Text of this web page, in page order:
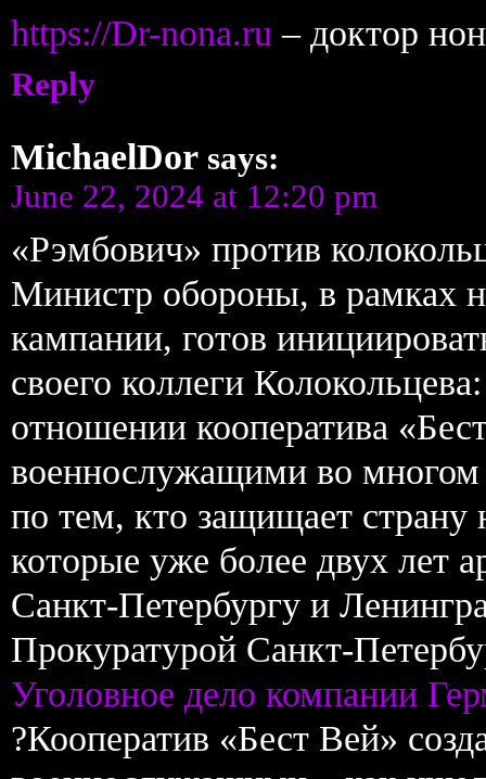
https://Dr-nona.ru – доктор
Reply
MichaelDor says:
June 22, 2024 at 12:20 pm
«Рэмбович» против
Министр обороны, в рамках
кампании, готов
своего коллеги
отношении кооператива
военнослужащими во
по тем, кто защищает страну
которые уже более двух
Санкт-Петербургу и
Прокуратурой Санкт-
Уголовное дело компании
?Кооператив «Бест Вей»